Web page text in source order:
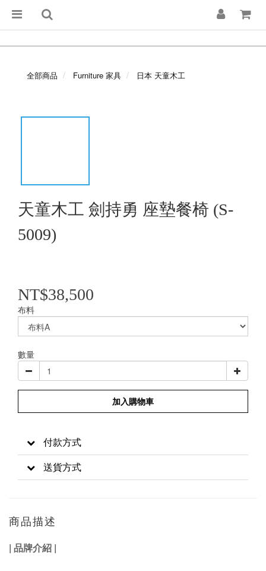
全部商品 Furniture 家具 日本 天童木工
天童木工 劍持勇 座墊餐椅 (S-
5009)
NT$38,500
布料
數量
加入購物車
付款方式
送貨方式
商品描述
| 品牌介紹 |